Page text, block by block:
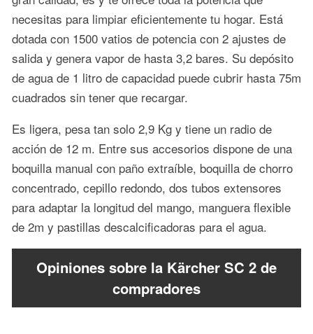
necesitas para limpiar eficientemente tu hogar. Está
dotada con 1500 vatios de potencia con 2 ajustes de
salida y genera vapor de hasta 3,2 bares. Su depósito
de agua de 1 litro de capacidad puede cubrir hasta 75m
cuadrados sin tener que recargar.
Es ligera, pesa tan solo 2,9 Kg y tiene un radio de
acción de 12 m. Entre sus accesorios dispone de una
boquilla manual con paño extraíble, boquilla de chorro
concentrado, cepillo redondo, dos tubos extensores
para adaptar la longitud del mango, manguera flexible
de 2m y pastillas descalcificadoras para el agua.
Opiniones sobre la Kärcher SC 2 de
compradores